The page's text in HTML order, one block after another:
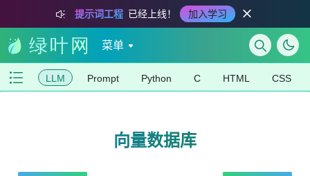
提示词工程 已经上线！ 加入学习
菜单
LLM Prompt Python C HTML CSS
向量数据库